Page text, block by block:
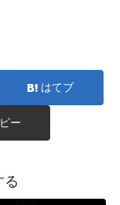
はてブ
ー
る